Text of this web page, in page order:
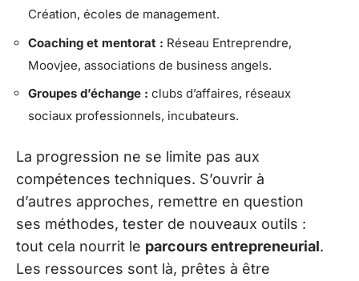
Création, écoles de management.
Coaching et mentorat : Réseau Entreprendre,
Moovjee, associations de business angels.
Groupes d’échange : clubs d’affaires, réseaux
sociaux professionnels, incubateurs.
La progression ne se limite pas aux
compétences techniques. S’ouvrir à
d’autres approches, remettre en question
ses méthodes, tester de nouveaux outils :
tout cela nourrit le parcours entrepreneurial.
Les ressources sont là, prêtes à être